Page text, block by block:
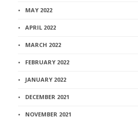
MAY 2022
APRIL 2022
MARCH 2022
FEBRUARY 2022
JANUARY 2022
DECEMBER 2021
NOVEMBER 2021